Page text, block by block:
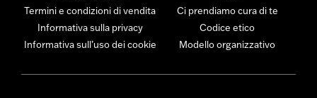
Termini e condizioni di vendita
Informativa sulla privacy
Informativa sull’uso dei cookie
Ci prendiamo cura di te
Codice etico
Modello organizzativo